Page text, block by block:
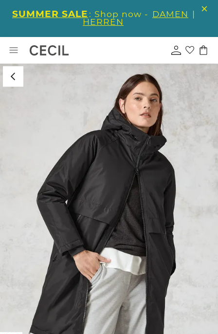
SUMMER SALE : Shop now - DAMEN |
HERREN